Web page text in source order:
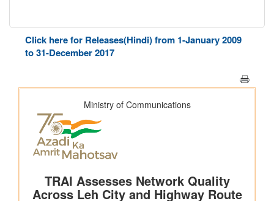
Click here for Releases(Hindi) from 1-January 2009
to 31-December 2017